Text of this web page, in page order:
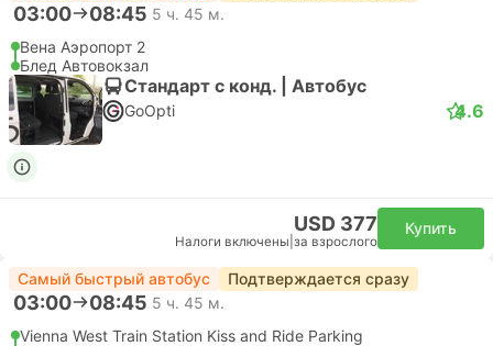
03:00 08:45 5 ч. 45 м.
Вена Аэропорт 2
Блед Автовокзал
Стандарт с конд. | Автобус
GoOpti 4.6
USD 377
Налоги включены за взрослого
Купить
Самый быстрый автобус Подтверждается сразу
03:00 08:45 5 ч. 45 м.
Vienna West Train Station Kiss and Ride Parking